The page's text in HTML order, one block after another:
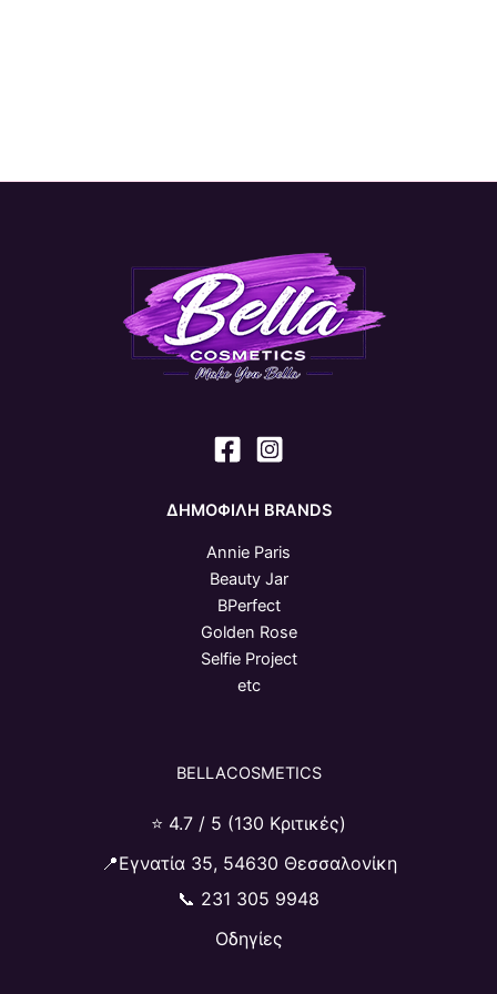
ΔΗΜΟΦΙΛΗ BRANDS
Annie Paris
Beauty Jar
BPerfect
Golden Rose
Selfie Project
etc
BELLACOSMETICS
⭐ 4.7 / 5 (130 Κριτικές)
📍Εγνατία 35, 54630 Θεσσαλονίκη
📞 231 305 9948
Οδηγίες